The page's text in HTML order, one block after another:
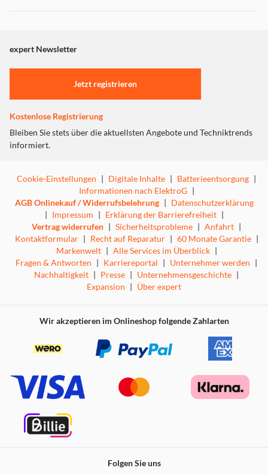
"Marketing".
Einstellungen anpassen
expert Newsletter
Jetzt registrieren
Kostenlose Registrierung
Bleiben Sie stets über die aktuellsten Angebote und Techniktrends
informiert.
Cookie-Einstellungen | Digitale Inhalte | Batterieentsorgung |
Informationen nach ElektroG |
AGB Onlinekauf / Widerrufsbelehrung | Datenschutzerklärung
| Impressum | Erklärung der Barrierefreiheit |
Vertrag widerrufen | Sicherheitsprobleme | Anfahrt |
Kontaktformular | Recht auf Reparatur | 60 Monate Garantie |
Markenwelt | Alle Services im Überblick |
Fragen & Antworten | Karriereportal | Unternehmer werden |
Nachhaltigkeit | Presse | Unternehmensgeschichte |
Expansion | Über expert
Wir akzeptieren im Onlineshop folgende Zahlarten
Folgen Sie uns